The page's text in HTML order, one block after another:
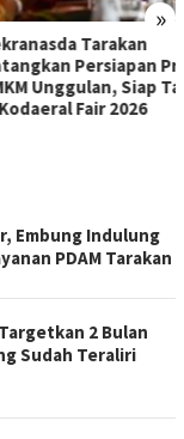
»
Tarakan
Persiapan Produk
Siap Tampil
Fair 2026
Embung Indulung
PDAM Tarakan
2 Bulan
Sudah Teraliri